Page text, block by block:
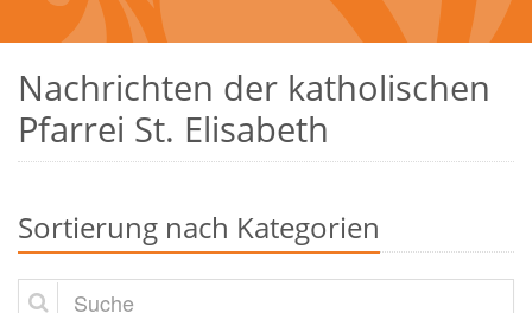
Nachrichten der katholischen
Pfarrei St. Elisabeth
Sortierung nach Kategorien
Suche